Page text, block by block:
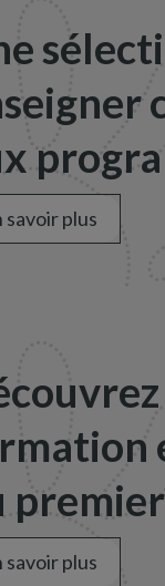
savoir plus
savoir plus